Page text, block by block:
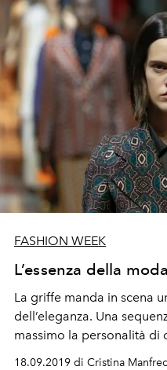
FASHION WEEK
L’essenza della
La griffe manda in scena
dell’eleganza. Una
massimo la personalità di
18.09.2019 di Cristina